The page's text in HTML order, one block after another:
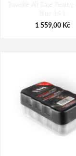
Travelite Air Base Beauty
Blue 14 L
1 559,00 Kč